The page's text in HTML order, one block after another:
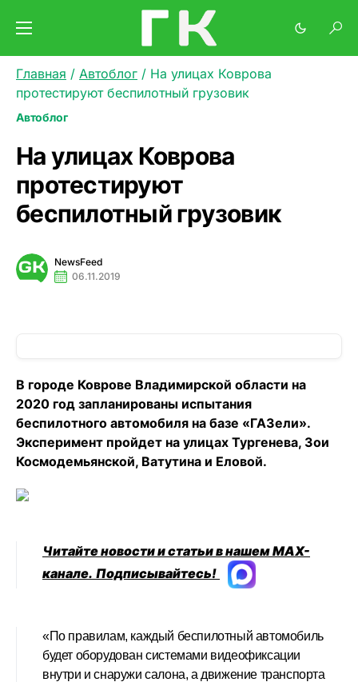
Главная / Автоблог / На улицах Коврова
протестируют беспилотный грузовик
Автоблог
На улицах Коврова
протестируют
беспилотный грузовик
NewsFeed
06.11.2019
В городе Коврове Владимирской области на
2020 год запланированы испытания
беспилотного автомобиля на базе «ГАЗели».
Эксперимент пройдет на улицах Тургенева, Зои
Космодемьянской, Ватутина и Еловой.
Читайте новости и статьи в нашем MAX-
канале. Подписывайтесь!
«По правилам, каждый беспилотный автомобиль
будет оборудован системами видеофиксации
внутри и снаружи салона, а движение транспорта